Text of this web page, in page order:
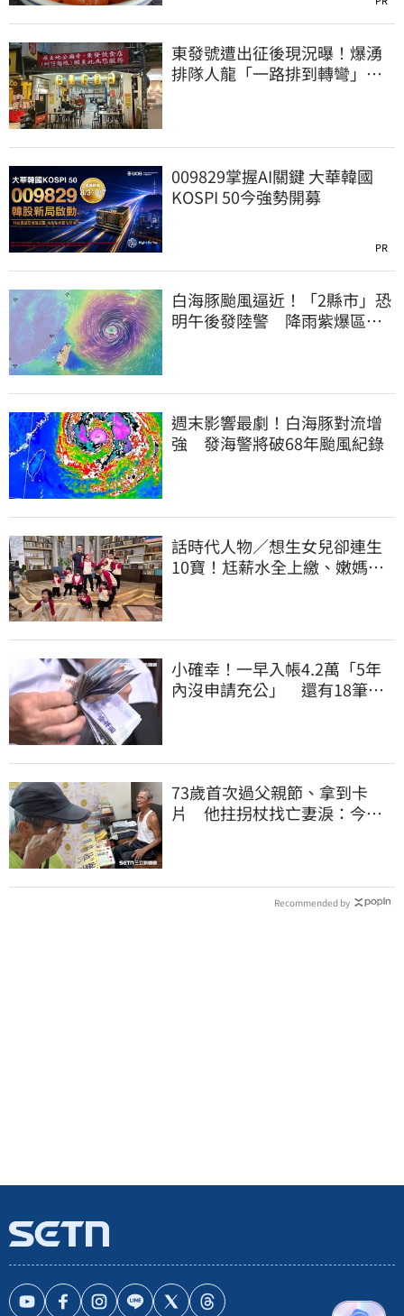
東發號遭出征後現況曝！爆湧
排隊人龍「一路排到轉彎」
009829掌握AI關鍵 大華韓國
KOSPI 50今強勢開募
PR
白海豚颱風逼近！「2縣市」恐
明午後發陸警 降雨紫爆區域
週末影響最劇！白海豚對流增
強 發海警將破68年颱風紀錄
話時代人物／想生女兒卻連生
10寶！尪薪水全上繳、嫩媽吐
小確幸！一早入帳4.2萬「5年
內沒申請充公」 還有18筆錢
73歲首次過父親節、拿到卡
片 他拄拐杖找亡妻淚：今天
Recommended by